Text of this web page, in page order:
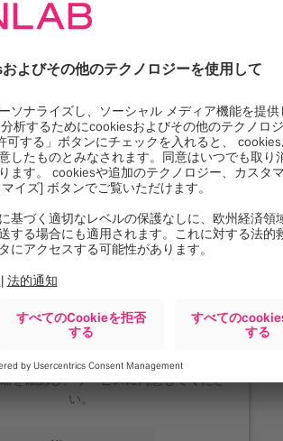
Maps サービスを
るには同意が必要
です。
Maps, を使用して、お客様のアクテ
するデータを収集する可能性のあるコ
め込みます。このコンテンツを表示す
を確認し、サービスに同意してくださ
い。